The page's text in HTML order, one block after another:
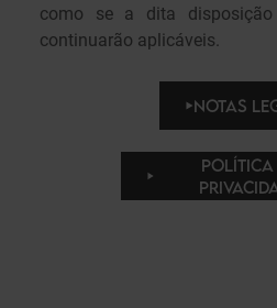
como se a dita
continuarão aplicáveis.
NOTAS
POLÍTICA